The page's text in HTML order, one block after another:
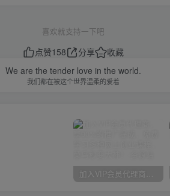
喜欢就支持一下吧
点赞158 分享
收藏
We are the tender love in the world.
我们都在被这个世界温柔的爱着
加入VIP会员代理商，享90%的推广提成，免费学习多种网上创业课程，菜鸟秒变大神！